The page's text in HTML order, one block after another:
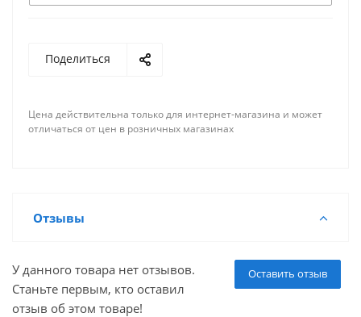
Поделиться
Цена действительна только для интернет-магазина и может
отличаться от цен в розничных магазинах
Отзывы
Оставить отзыв
У данного товара нет отзывов.
Станьте первым, кто оставил
отзыв об этом товаре!